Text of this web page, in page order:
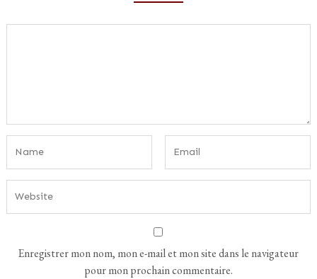
Enregistrer mon nom, mon e-mail et mon site dans le navigateur
pour mon prochain commentaire.